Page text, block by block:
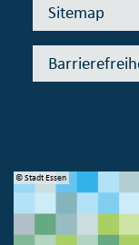
Sitemap
© Stadt Essen